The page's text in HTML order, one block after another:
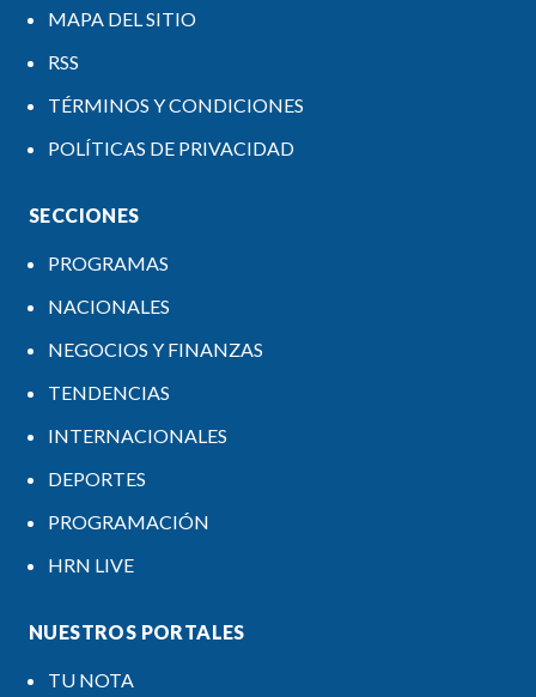
MAPA DEL SITIO
RSS
TÉRMINOS Y CONDICIONES
POLÍTICAS DE PRIVACIDAD
SECCIONES
PROGRAMAS
NACIONALES
NEGOCIOS Y FINANZAS
TENDENCIAS
INTERNACIONALES
DEPORTES
PROGRAMACIÓN
HRN LIVE
NUESTROS PORTALES
TU NOTA